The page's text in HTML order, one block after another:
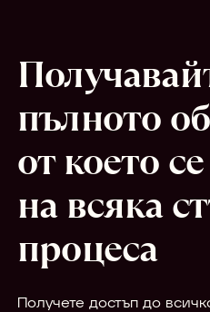
пълното
от което
на всяка
процеса
Получете достъп до